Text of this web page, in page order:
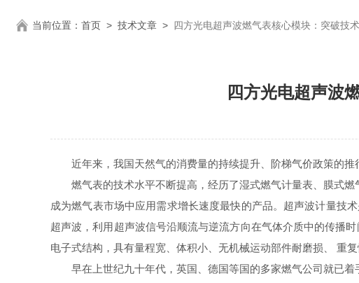
当前位置： 首页 > 技术文章 > 四方光电超声波燃气表核心模块：突破技
四方光电超声波
近年来，我国天然气的消费量的持续提升、阶梯气价政策的
燃气表的技术水平不断提高，经历了湿式燃气计量表、膜式
成为燃气表市场中应用需求增长速度最快的产品。超声波计量技
超声波，利用超声波信号沿顺流与逆流方向在气体介质中的传播
电子式结构，具有量程宽、体积小、无机械运动部件耐磨损、 重
早在上世纪九十年代，英国、德国等国的多家燃气公司就已